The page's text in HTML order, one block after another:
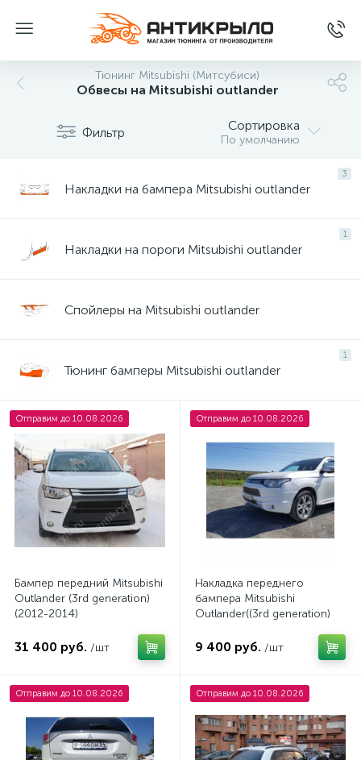
Тюнинг Mitsubishi (Митсубиси)
Обвесы на Mitsubishi outlander
Фильтр Сортировка
По умолчанию
3
Накладки на бампера Mitsubishi outlander
1
Накладки на пороги Mitsubishi outlander
Спойлеры на Mitsubishi outlander
1
Тюнинг бамперы Mitsubishi outlander
Отправим до 10.08.2026
Бампер передний Mitsubishi
Outlander (3rd generation)
(2012-2014)
31 400 руб. /шт
Отправим до 10.08.2026
Накладка переднего
бампера Mitsubishi
Outlander((3rd generation)
2014)
9 400 руб. /шт
Отправим до 10.08.2026 Отправим до 10.08.2026